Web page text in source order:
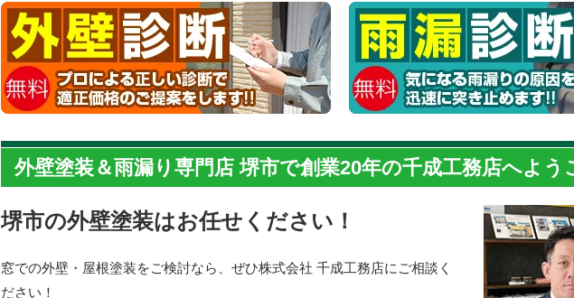
外壁塗装＆雨漏り専門店 堺市で創業20年の千成工務店へよう
堺市の外壁塗装はお任せください！
窓での外壁・屋根塗装をご検討なら、ぜひ株式会社 千成工務店にご相談く
ださい！